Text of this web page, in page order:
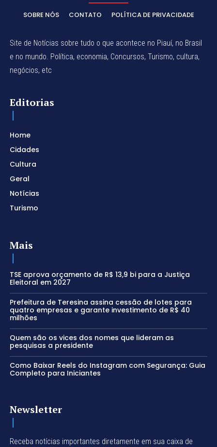
SOBRE NÓS CONTATO POLÍTICA DE PRIVACIDADE
Site de Notícias sobre tudo o que acontece no Piauí, no Brasil
e no mundo. Política, economia, Concursos, Turismo, cultura,
negócios, etc
Editorias
Home
Cidades
Cultura
Geral
Notícias
Turismo
Mais
TSE aprova orçamento de R$ 13,9 bi para a Justiça
Eleitoral em 2027
Prefeitura de Teresina assina cessão de lotes para
quatro empresas e garante investimento de R$ 40
milhões
Quem são os vices dos nomes que lideram as
pesquisas a presidente
Como Baixar Reels do Instagram com Segurança: Guia
Completo para Iniciantes
Newsletter
Receba notícias importantes diretamente em sua caixa de